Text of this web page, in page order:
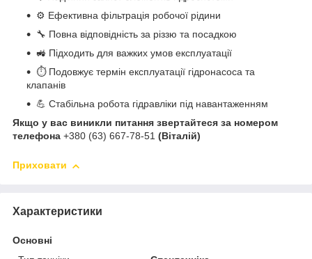
⚙️ Ефективна фільтрація робочої рідини
🔧 Повна відповідність за різзю та посадкою
🚜 Підходить для важких умов експлуатації
⏱️ Подовжує термін експлуатації гідронасоса та
клапанів
💪 Стабільна робота гідравліки під навантаженням
Якщо у вас виникли питання звертайтеся за номером
телефона +380 (63) 667-78-51 (Віталій)
Приховати
Характеристики
Основні